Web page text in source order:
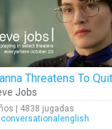
Threatens To Quit
Jobs
| 4838 jugadas